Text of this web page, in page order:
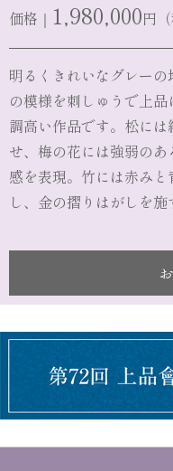
価格｜ 1,980,000円（
明るくきれいなグレー
の模様を刺しゅうで上
調高い作品です。松に
せ、梅の花には強弱の
感を表現。竹には赤み
し、金の摺りはがしを